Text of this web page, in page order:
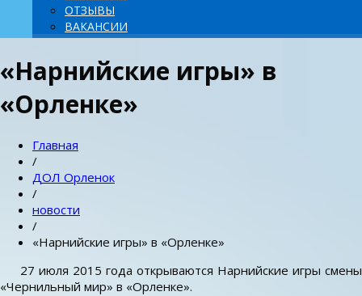
ОТЗЫВЫ
ВАКАНСИИ
«Нарнийские игры» в
«Орленке»
Главная
/
ДОЛ Орленок
/
новости
/
«Нарнийские игры» в «Орленке»
27 июля 2015 года открываются Нарнийские игры смены
«Чернильный мир» в «Орленке».